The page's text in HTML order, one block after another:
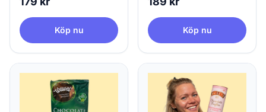
Köp nu Köp nu